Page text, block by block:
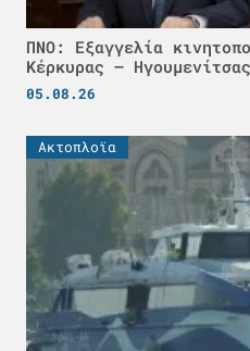
ΠΝΟ: Εξαγγελία
Κέρκυρας – Ηγουμενίτσας
05.08.26
Ακτοπλοϊα